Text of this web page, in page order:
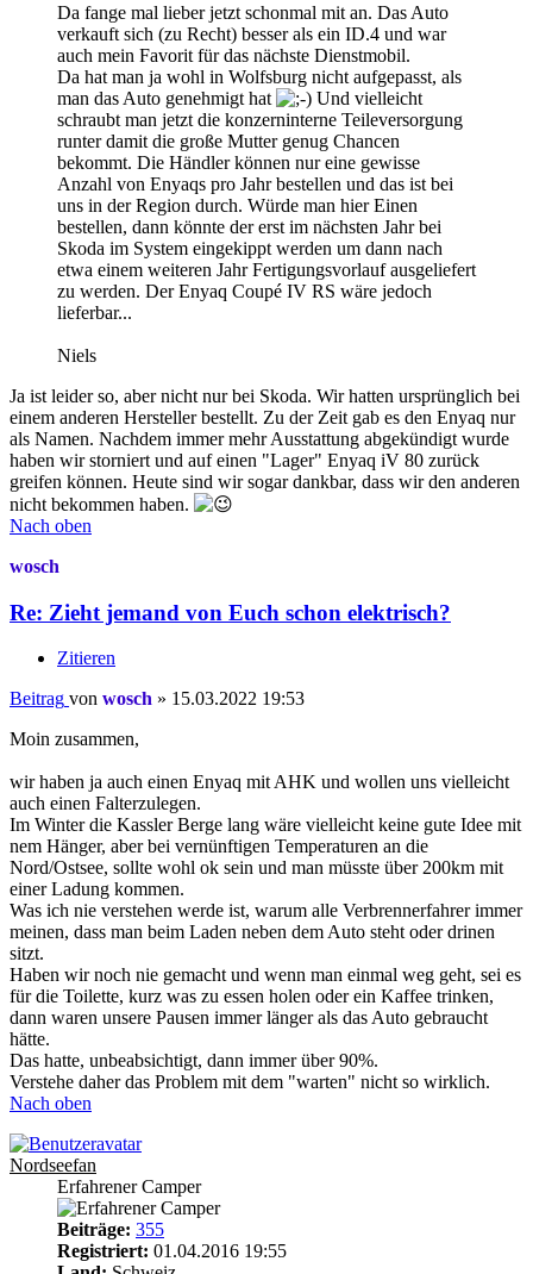
Da fange mal lieber jetzt schonmal mit an. Das Auto
verkauft sich (zu Recht) besser als ein ID.4 und war
auch mein Favorit für das nächste Dienstmobil.
Da hat man ja wohl in Wolfsburg nicht aufgepasst, als
man das Auto genehmigt hat
Und vielleicht
schraubt man jetzt die konzerninterne Teileversorgung
runter damit die große Mutter genug Chancen
bekommt. Die Händler können nur eine gewisse
Anzahl von Enyaqs pro Jahr bestellen und das ist bei
uns in der Region durch. Würde man hier Einen
bestellen, dann könnte der erst im nächsten Jahr bei
Skoda im System eingekippt werden um dann nach
etwa einem weiteren Jahr Fertigungsvorlauf ausgeliefert
zu werden. Der Enyaq Coupé IV RS wäre jedoch
lieferbar...
Niels
Ja ist leider so, aber nicht nur bei Skoda. Wir hatten ursprünglich bei
einem anderen Hersteller bestellt. Zu der Zeit gab es den Enyaq nur
als Namen. Nachdem immer mehr Ausstattung abgekündigt wurde
haben wir storniert und auf einen "Lager" Enyaq iV 80 zurück
greifen können. Heute sind wir sogar dankbar, dass wir den anderen
nicht bekommen haben.
Nach oben
wosch
Re: Zieht jemand von Euch schon elektrisch?
Zitieren
Beitrag von wosch » 15.03.2022 19:53
Moin zusammen,
wir haben ja auch einen Enyaq mit AHK und wollen uns vielleicht
auch einen Falterzulegen.
Im Winter die Kassler Berge lang wäre vielleicht keine gute Idee mit
nem Hänger, aber bei vernünftigen Temperaturen an die
Nord/Ostsee, sollte wohl ok sein und man müsste über 200km mit
einer Ladung kommen.
Was ich nie verstehen werde ist, warum alle Verbrennerfahrer immer
meinen, dass man beim Laden neben dem Auto steht oder drinen
sitzt.
Haben wir noch nie gemacht und wenn man einmal weg geht, sei es
für die Toilette, kurz was zu essen holen oder ein Kaffee trinken,
dann waren unsere Pausen immer länger als das Auto gebraucht
hätte.
Das hatte, unbeabsichtigt, dann immer über 90%.
Verstehe daher das Problem mit dem "warten" nicht so wirklich.
Nach oben
Nordseefan
Erfahrener Camper
Beiträge: 355
Registriert: 01.04.2016 19:55